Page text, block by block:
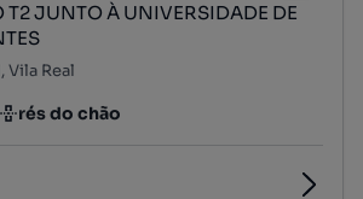
T2 JUNTO À UNIVERSIDADE DE
Vila Real
quadrado
rés do chão